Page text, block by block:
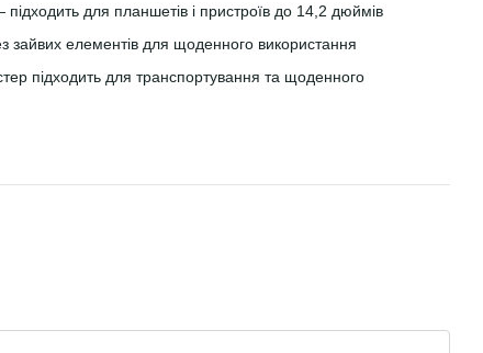
для планшетів і пристроїв до 14,2 дюймів
зайвих елементів для щоденного використання
підходить для транспортування та щоденного